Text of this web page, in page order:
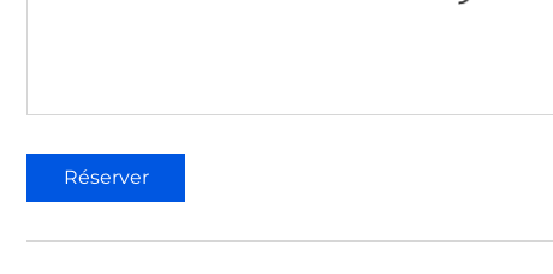
Réserver